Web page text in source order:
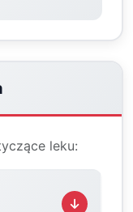
leku: